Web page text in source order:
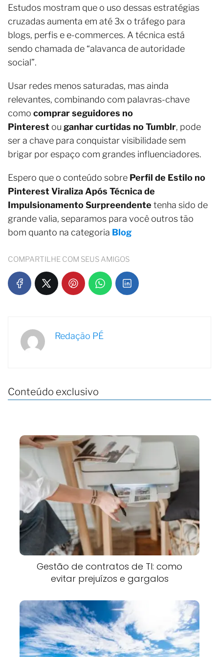
Estudos mostram que o uso dessas estratégias
cruzadas aumenta em até 3x o tráfego para
blogs, perfis e e-commerces. A técnica está
sendo chamada de “alavanca de autoridade
social”.
Usar redes menos saturadas, mas ainda
relevantes, combinando com palavras-chave
como comprar seguidores no
Pinterest ou ganhar curtidas no Tumblr, pode
ser a chave para conquistar visibilidade sem
brigar por espaço com grandes influenciadores.
Espero que o conteúdo sobre Perfil de Estilo no
Pinterest Viraliza Após Técnica de
Impulsionamento Surpreendente tenha sido de
grande valia, separamos para você outros tão
bom quanto na categoria Blog
COMPARTILHE COM SEUS AMIGOS
Redação PÉ
Conteúdo exclusivo
Gestão de contratos de TI: como
evitar prejuízos e gargalos